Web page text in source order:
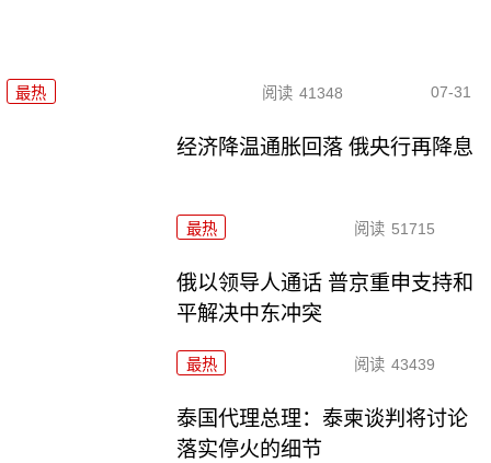
最热 阅读 41348 07-31
经济降温通胀回落 俄央行再降息
最热 阅读 51715
俄以领导人通话 普京重申支持和
平解决中东冲突
最热 阅读 43439
泰国代理总理：泰柬谈判将讨论
落实停火的细节